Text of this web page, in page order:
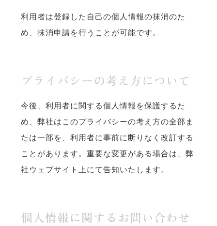
利用者は登録した自己の個人情報の抹消のた
め、抹消申請を行うことが可能です。
プライバシーの考え方について
今後、利用者に関する個人情報を保護するた
め、弊社はこのプライバシーの考え方の全部ま
たは一部を、利用者に事前に断りなく改訂する
ことがあります。重要な変更がある場合は、弊
社ウェブサイト上にて告知いたします。
個人情報に関するお問い合わせ